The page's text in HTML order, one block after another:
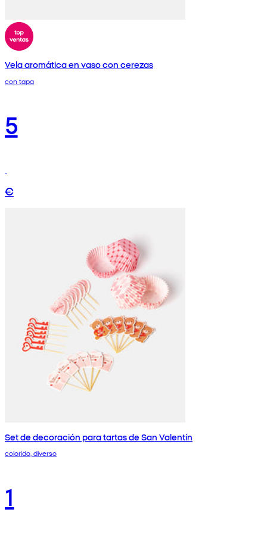
Vela aromática en vaso con cerezas
con tapa
5
€
Set de decoración para tartas de San Valentín
colorido, diverso
1